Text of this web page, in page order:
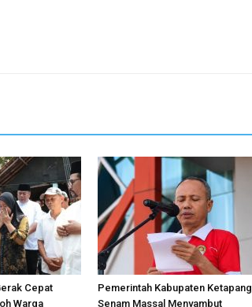
Cepat
Warga
Pemerintah Kabupaten Ketapang
Senam Massal Menyambut